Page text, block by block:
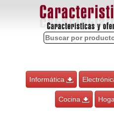
Informática
Cocina